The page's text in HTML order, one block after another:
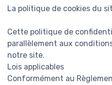
La politique de cookies du
Cette politique de
parallèlement aux
notre site.
Lois applicables
Conformément au